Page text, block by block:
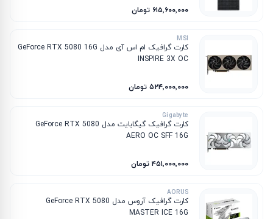
۶۱۵٬۶۰۰٬۰۰۰ تومان
MSI
کارت گرافیک ام‌ اس‌ آی مدل GeForce RTX 5080 16G
INSPIRE 3X OC
۵۲۴٬۰۰۰٬۰۰۰ تومان
Gigabyte
کارت گرافیک گیگابایت مدل GeForce RTX 5080
AERO OC SFF 16G
۴۵۱٬۰۰۰٬۰۰۰ تومان
AORUS
کارت گرافیک آروس مدل GeForce RTX 5080
MASTER ICE 16G